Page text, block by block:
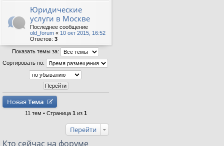
Юридические
услуги в Москве
Последнее сообщение
old_forum « 10 окт 2015, 16:52
Ответов: 3
Показать темы за:
Сортировать по:
Новая Тема
11 тем • Страница 1 из 1
Перейти
Кто сейчас на форуме